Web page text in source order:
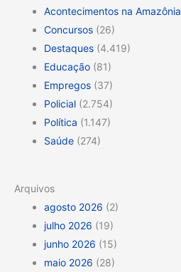
Acontecimentos na Amazônia
Concursos (26)
Destaques (4.419)
Educação (81)
Empregos (37)
Policial (2.754)
Política (1.147)
Saúde (274)
Arquivos
agosto 2026 (2)
julho 2026 (19)
junho 2026 (15)
maio 2026 (28)